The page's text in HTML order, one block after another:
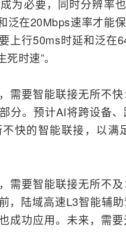
为必要，同时分辨率
在20Mbps速率才能
上行50ms时延和泛在
时速”。
需要智能联接无所不
分。预计AI将跨设备
快的智能联接，以满
需要智能联接无所不
，陆域高速L3智能辅
成功应用。未来，需